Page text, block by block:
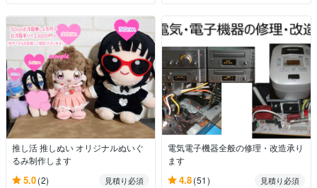
推し活 推しぬい オリジナルぬいぐ
るみ制作します
5.0(2)
見積り必須
電気電子機器全般の修理・改造承り
ます
4.8(51)
見積り必須